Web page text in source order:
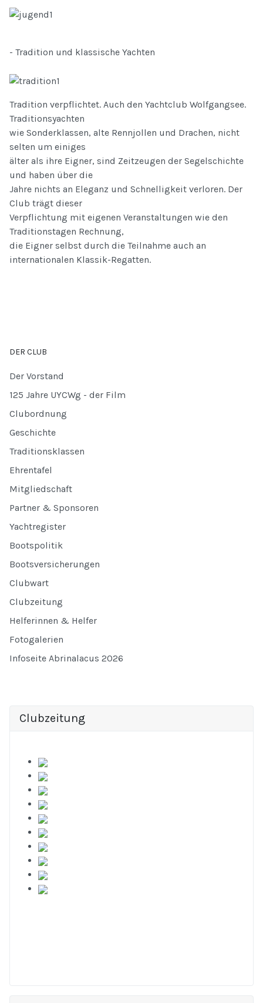
- Tradition und klassische Yachten
Tradition verpflichtet. Auch den Yachtclub Wolfgangsee.
Traditionsyachten
wie Sonderklassen, alte Rennjollen und Drachen, nicht
selten um einiges
älter als ihre Eigner, sind Zeitzeugen der Segelschichte
und haben über die
Jahre nichts an Eleganz und Schnelligkeit verloren. Der
Club trägt dieser
Verpflichtung mit eigenen Veranstaltungen wie den
Traditionstagen Rechnung,
die Eigner selbst durch die Teilnahme auch an
internationalen Klassik-Regatten.
DER CLUB
Der Vorstand
125 Jahre UYCWg - der Film
Clubordnung
Geschichte
Traditionsklassen
Ehrentafel
Mitgliedschaft
Partner & Sponsoren
Yachtregister
Bootspolitik
Bootsversicherungen
Clubwart
Clubzeitung
Helferinnen & Helfer
Fotogalerien
Infoseite Abrinalacus 2026
Clubzeitung